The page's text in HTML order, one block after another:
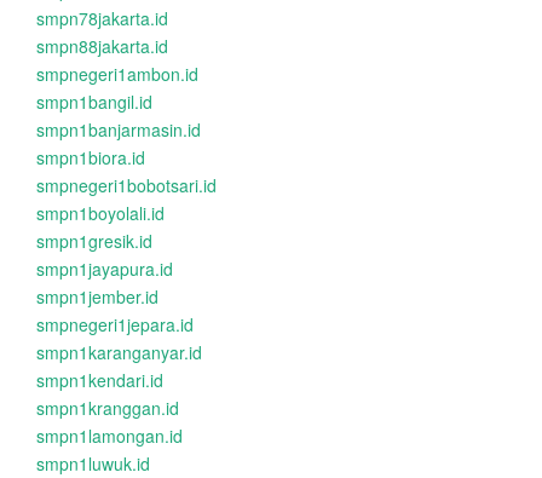
smpn78jakarta.id
smpn88jakarta.id
smpnegeri1ambon.id
smpn1bangil.id
smpn1banjarmasin.id
smpn1biora.id
smpnegeri1bobotsari.id
smpn1boyolali.id
smpn1gresik.id
smpn1jayapura.id
smpn1jember.id
smpnegeri1jepara.id
smpn1karanganyar.id
smpn1kendari.id
smpn1kranggan.id
smpn1lamongan.id
smpn1luwuk.id